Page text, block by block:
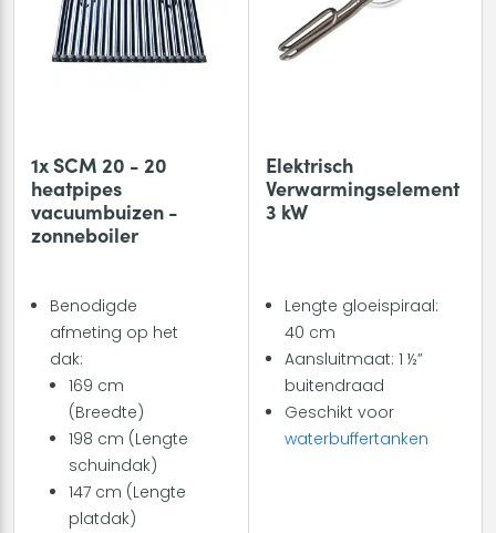
1x SCM 20 - 20
heatpipes
vacuumbuizen -
zonneboiler
Benodigde
afmeting op het
dak:
169 cm
(Breedte)
198 cm (Lengte
schuindak)
147 cm (Lengte
platdak)
Elektrisch
Verwarmingselement
3 kW
Lengte gloeispiraal:
40 cm
Aansluitmaat: 1 ½”
buitendraad
Geschikt voor
waterbuffertanken